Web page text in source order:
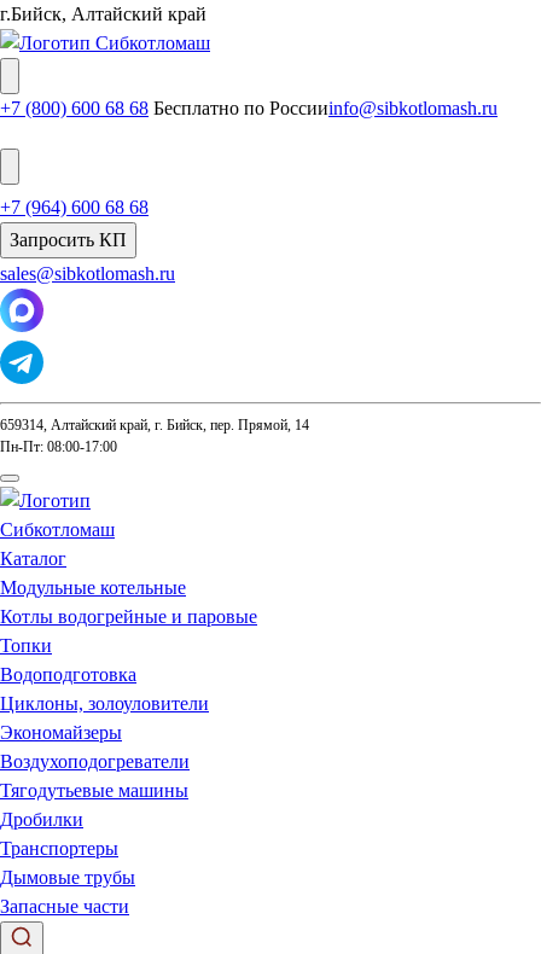
г.Бийск, Алтайский край
+7 (800) 600 68 68 Бесплатно по Россииinfo@sibkotlomash.ru
+7 (964) 600 68 68
Запросить КП
sales@sibkotlomash.ru
659314, Алтайский край, г. Бийск, пер. Прямой, 14
Пн-Пт: 08:00-17:00
Каталог
Модульные котельные
Котлы водогрейные и паровые
Топки
Водоподготовка
Циклоны, золоуловители
Экономайзеры
Воздухоподогреватели
Тягодутьевые машины
Дробилки
Транспортеры
Дымовые трубы
Запасные части